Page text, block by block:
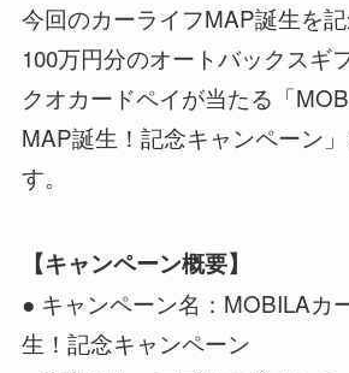
今回のカーライフMAP誕生を
100万円分のオートバックスギ
クオカードペイが当たる「
MAP誕生！記念キャンペーン
す。
【キャンペーン概要】
● キャンペーン名：MOBILAカ
生！記念キャンペーン